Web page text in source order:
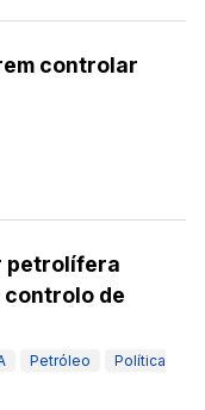
controlar
petrolífera
de
Petróleo
Política